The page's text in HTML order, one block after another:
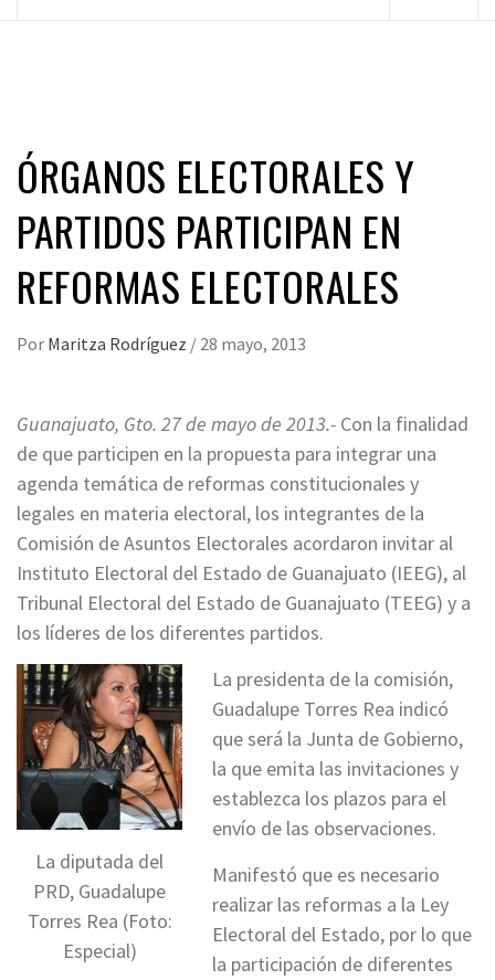
ÓRGANOS ELECTORALES Y
PARTIDOS PARTICIPAN EN
REFORMAS ELECTORALES
Por Maritza Rodríguez / 28 mayo, 2013
Guanajuato, Gto. 27 de mayo de 2013.- Con la finalidad
de que participen en la propuesta para integrar una
agenda temática de reformas constitucionales y
legales en materia electoral, los integrantes de la
Comisión de Asuntos Electorales acordaron invitar al
Instituto Electoral del Estado de Guanajuato (IEEG), al
Tribunal Electoral del Estado de Guanajuato (TEEG) y a
los líderes de los diferentes partidos.
La diputada del
PRD, Guadalupe
Torres Rea (Foto:
Especial)
La presidenta de la comisión,
Guadalupe Torres Rea indicó
que será la Junta de Gobierno,
la que emita las invitaciones y
establezca los plazos para el
envío de las observaciones.
Manifestó que es necesario
realizar las reformas a la Ley
Electoral del Estado, por lo que
la participación de diferentes